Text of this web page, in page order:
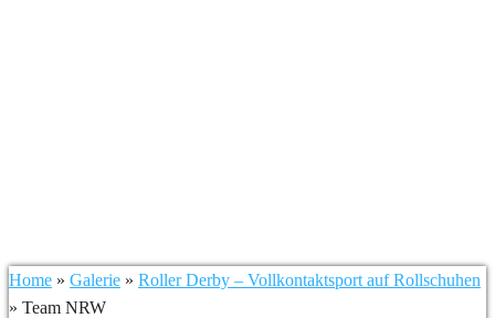
Home » Galerie » Roller Derby – Vollkontaktsport auf Rollschuhen
» Team NRW